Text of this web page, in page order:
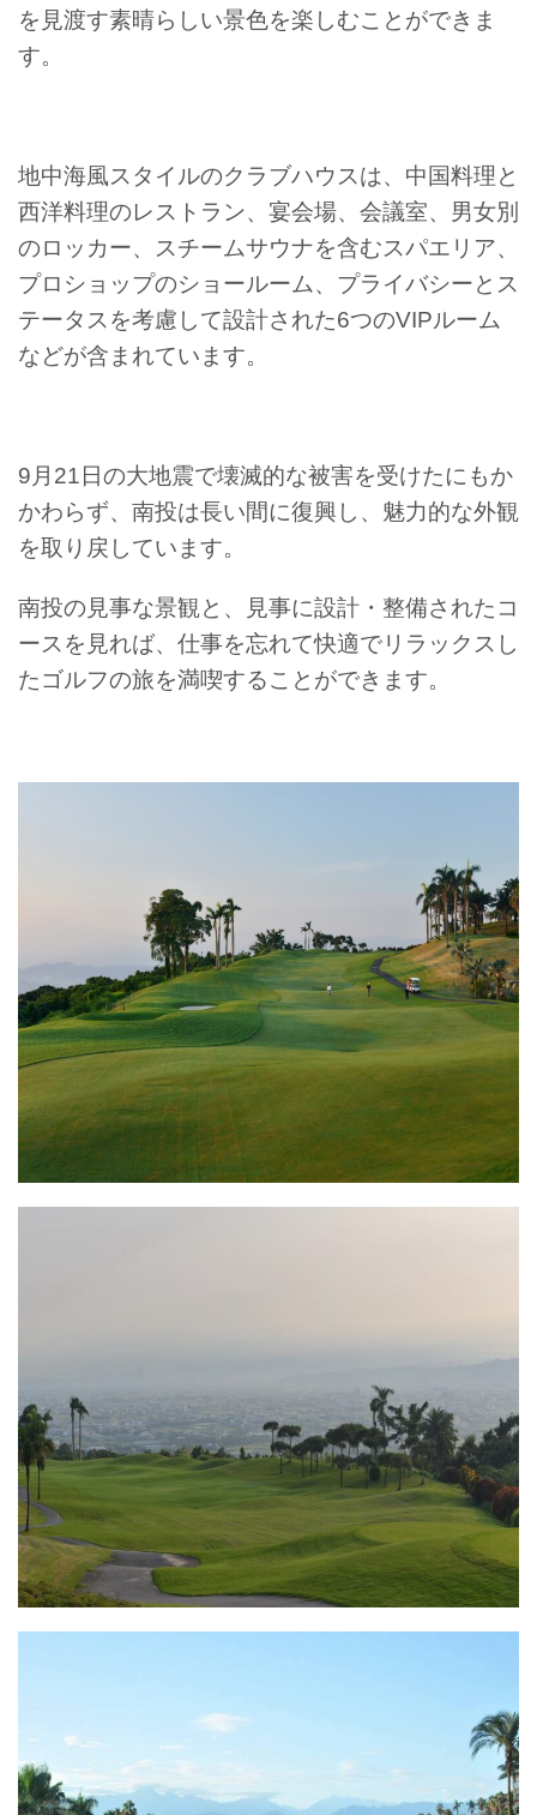
を見渡す素晴らしい景色を楽しむことができま
す。
地中海風スタイルのクラブハウスは、中国料理と
西洋料理のレストラン、宴会場、会議室、男女別
のロッカー、スチームサウナを含むスパエリア、
プロショップのショールーム、プライバシーとス
テータスを考慮して設計された6つのVIPルーム
などが含まれています。
9月21日の大地震で壊滅的な被害を受けたにもか
かわらず、南投は長い間に復興し、魅力的な外観
を取り戻しています。
南投の見事な景観と、見事に設計・整備されたコ
ースを見れば、仕事を忘れて快適でリラックスし
たゴルフの旅を満喫することができます。